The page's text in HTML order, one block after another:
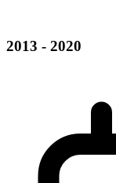
2013 - 2020